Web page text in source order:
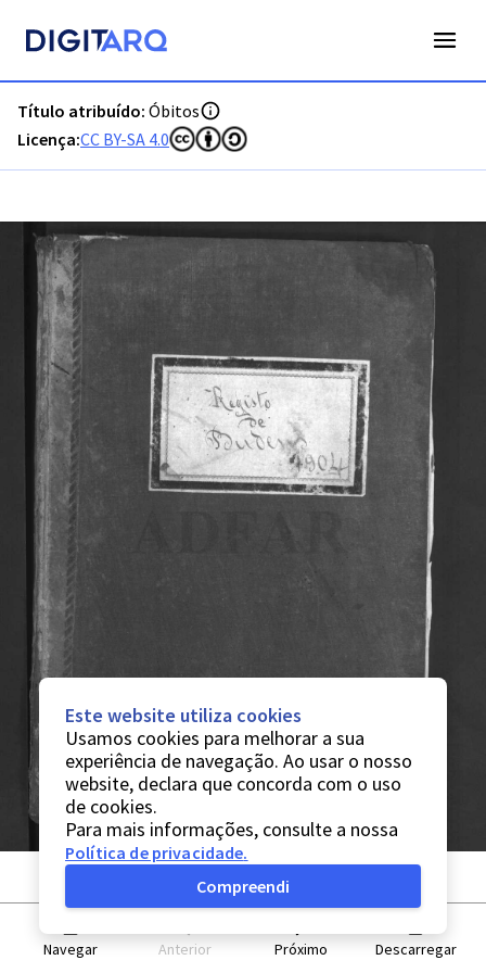
Título atribuído: Óbitos
Licença:CC BY-SA 4.0
Navegar Anterior Próximo Descarregar
Este website utiliza cookies
Usamos cookies para melhorar a sua
experiência de navegação. Ao usar o nosso
website, declara que concorda com o uso
de cookies.
Para mais informações, consulte a nossa
Política de privacidade.
Compreendi